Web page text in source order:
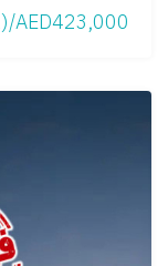
AED423,000/(16.1 میلیارد تومان)